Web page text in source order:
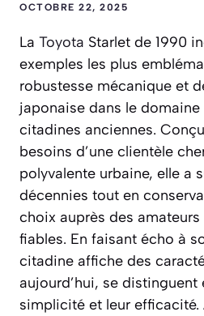
OCTOBRE 22, 2025
La Toyota Starlet de 1990
exemples les plus
robustesse mécanique et
japonaise dans le
citadines anciennes.
besoins d’une clientèle
polyvalente urbaine, elle a
décennies tout en
choix auprès des
fiables. En faisant écho à
citadine affiche des
aujourd’hui, se distinguent
simplicité et leur efficacité.